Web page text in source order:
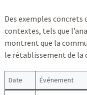
Des exemples concrets
contextes, tels que
montrent que la
le rétablissement de la
Date Événement